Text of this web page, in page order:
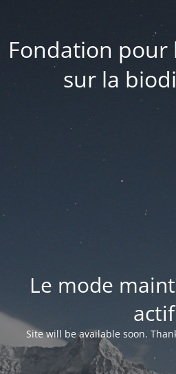
Fondation pour
sur la
Le mode
actif
Site will be available soon.